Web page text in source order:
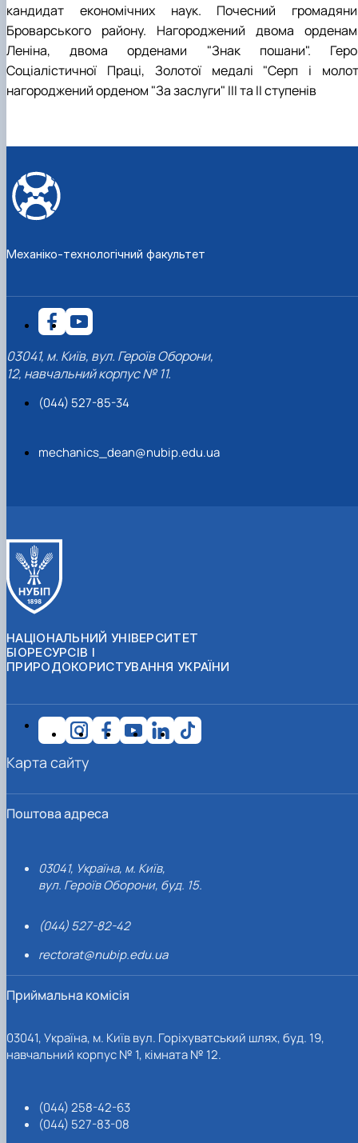
кандидат економічних наук. Почесний
Броварського району. Нагороджений двома
Леніна, двома орденами "Знак пошани".
Соціалістичної Праці, Золотої медалі "Серп і
нагороджений орденом "За заслуги" ІІІ та ІІ ступенів
Механіко-технологічний факультет
03041, м. Київ, вул. Героїв Оборони,
12, навчальний корпус № 11.
(044) 527-85-34
mechanics_dean@nubip.edu.ua
НАЦІОНАЛЬНИЙ УНІВЕРСИТЕТ
БІОРЕСУРСІВ І
ПРИРОДОКОРИСТУВАННЯ УКРАЇНИ
Поштова адреса
03041, Україна, м. Київ,
вул. Героїв Оборони, буд. 15.
(044) 527-82-42
rectorat@nubip.edu.ua
Приймальна комісія
03041, Україна, м. Київ вул. Горіхуватський шлях, буд. 19,
навчальний корпус № 1, кімната № 12.
(044) 258-42-63
(044) 527-83-08
Карта сайту